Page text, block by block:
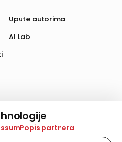
kolačiće i slične
i obradu informacija na
Popis partnera
Upute autorima
AI Lab